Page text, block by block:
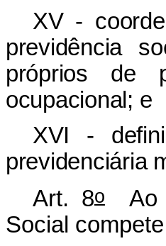
XV -
previdência
próprios de
ocupacional; e
XVI -
previdenciária
Art. 8oAo
Social